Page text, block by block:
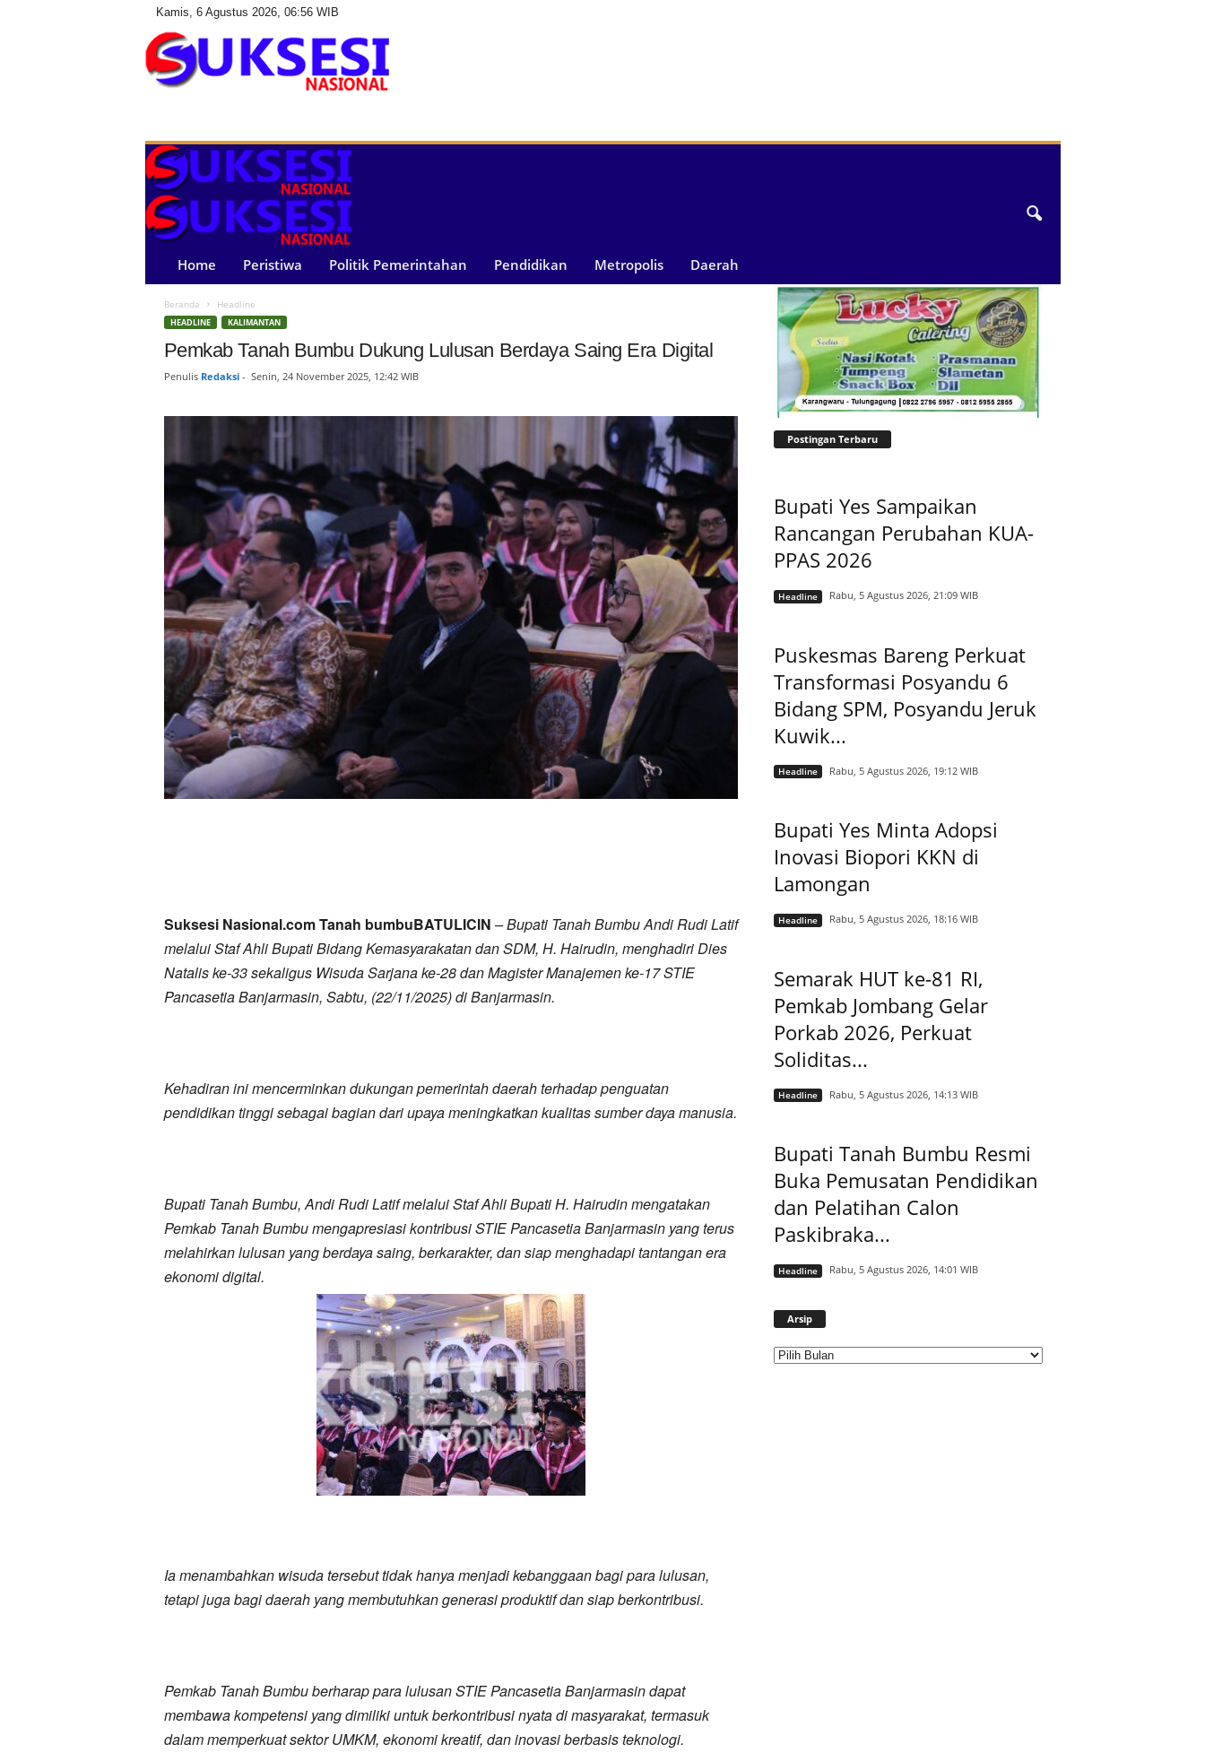
Kamis, 6 Agustus 2026, 06:56 WIB
s
e
i
N
i
Home Peristiwa Politik Pemerintahan Pendidikan Metropolis Daerah
Beranda Headline
HEADLINE KALIMANTAN
Pemkab Tanah Bumbu Dukung Lulusan Berdaya Saing Era Digital
Penulis Redaksi- Senin, 24 November 2025, 12:42 WIB
Suksesi Nasional.com Tanah bumbuBATULICIN – Bupati Tanah Bumbu Andi Rudi Latif
melalui Staf Ahli Bupati Bidang Kemasyarakatan dan SDM, H. Hairudin, menghadiri Dies
Natalis ke-33 sekaligus Wisuda Sarjana ke-28 dan Magister Manajemen ke-17 STIE
Pancasetia Banjarmasin, Sabtu, (22/11/2025) di Banjarmasin.
Kehadiran ini mencerminkan dukungan pemerintah daerah terhadap penguatan
pendidikan tinggi sebagai bagian dari upaya meningkatkan kualitas sumber daya manusia.
Bupati Tanah Bumbu, Andi Rudi Latif melalui Staf Ahli Bupati H. Hairudin mengatakan
Pemkab Tanah Bumbu mengapresiasi kontribusi STIE Pancasetia Banjarmasin yang terus
melahirkan lulusan yang berdaya saing, berkarakter, dan siap menghadapi tantangan era
ekonomi digital.
Ia menambahkan wisuda tersebut tidak hanya menjadi kebanggaan bagi para lulusan,
tetapi juga bagi daerah yang membutuhkan generasi produktif dan siap berkontribusi.
Pemkab Tanah Bumbu berharap para lulusan STIE Pancasetia Banjarmasin dapat
membawa kompetensi yang dimiliki untuk berkontribusi nyata di masyarakat, termasuk
dalam memperkuat sektor UMKM, ekonomi kreatif, dan inovasi berbasis teknologi.
Postingan Terbaru
Bupati Yes Sampaikan
Rancangan Perubahan KUA-
PPAS 2026
Headline Rabu, 5 Agustus 2026, 21:09 WIB
Puskesmas Bareng Perkuat
Transformasi Posyandu 6
Bidang SPM, Posyandu Jeruk
Kuwik...
Headline Rabu, 5 Agustus 2026, 19:12 WIB
Bupati Yes Minta Adopsi
Inovasi Biopori KKN di
Lamongan
Headline Rabu, 5 Agustus 2026, 18:16 WIB
Semarak HUT ke-81 RI,
Pemkab Jombang Gelar
Porkab 2026, Perkuat
Soliditas...
Headline Rabu, 5 Agustus 2026, 14:13 WIB
Bupati Tanah Bumbu Resmi
Buka Pemusatan Pendidikan
dan Pelatihan Calon
Paskibraka...
Headline Rabu, 5 Agustus 2026, 14:01 WIB
Arsip